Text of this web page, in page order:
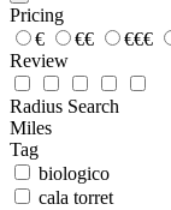
Pricing
€
€€ €€€
Review
Radius Search
Miles
Tag
biologico
cala torret